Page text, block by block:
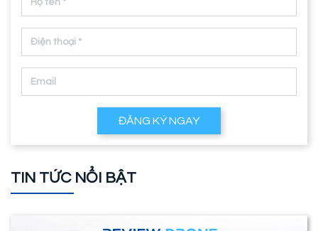
ĐĂNG KÝ NGAY
TIN TỨC NỔI BẬT